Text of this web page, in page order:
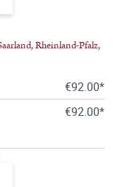
Rheinland-Pfalz,
€92.00*
€92.00*